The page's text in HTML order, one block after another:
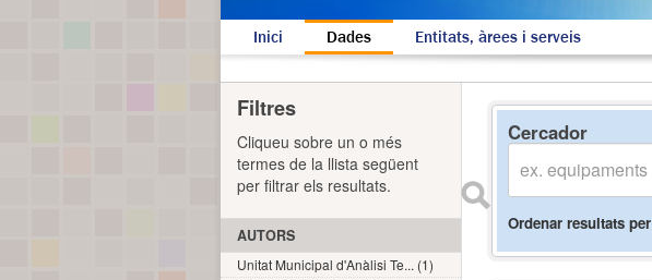
Inici Dades Entitats, àrees i serveis
Cercador
Ordenar resultats per
Filtres
Cliqueu sobre un o més
termes de la llista següent
per filtrar els resultats.
AUTORS
Unitat Municipal d'Anàlisi Te... (1)